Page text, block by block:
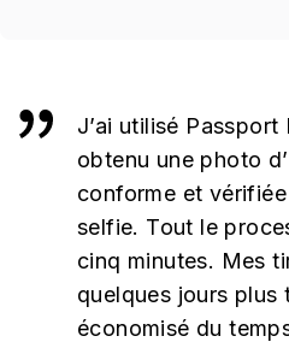
J’ai utilisé
obtenu une photo
conforme et
selfie. Tout le
cinq minutes. Mes
quelques jours plus
économisé du